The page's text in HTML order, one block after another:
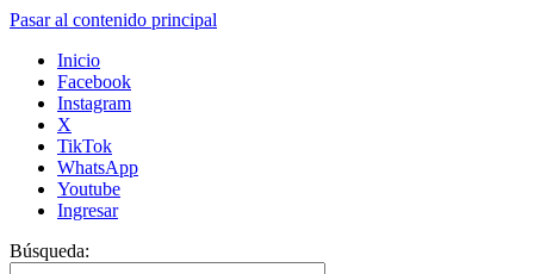
Pasar al contenido principal
Inicio
Facebook
Instagram
X
TikTok
WhatsApp
Youtube
Ingresar
Búsqueda: